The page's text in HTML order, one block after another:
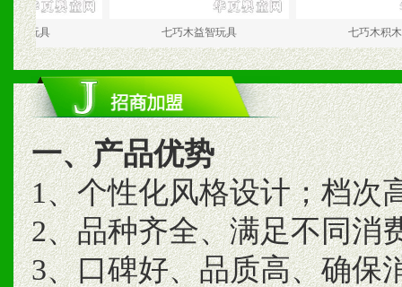
跳棋玩具 七巧木益智玩具 七巧木积
一、产品优势
1、个性化风格设计；档次
2、品种齐全、满足不同消
3、口碑好、品质高、确保